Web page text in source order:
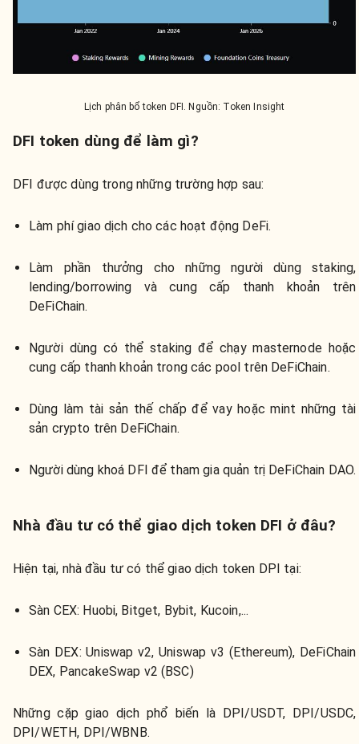
Lịch phân bổ token DFI. Nguồn: Token Insight
DFI token dùng để làm gì?
DFI được dùng trong những trường hợp sau:
Làm phí giao dịch cho các hoạt động DeFi.
Làm phần thưởng cho những người dùng staking,
lending/borrowing và cung cấp thanh khoản trên
DeFiChain.
Người dùng có thể staking để chạy masternode hoặc
cung cấp thanh khoản trong các pool trên DeFiChain.
Dùng làm tài sản thế chấp để vay hoặc mint những tài
sản crypto trên DeFiChain.
Người dùng khoá DFI để tham gia quản trị DeFiChain DAO.
Nhà đầu tư có thể giao dịch token DFI ở đâu?
Hiện tại, nhà đầu tư có thể giao dịch token DPI tại:
Sàn CEX: Huobi, Bitget, Bybit, Kucoin,...
Sàn DEX: Uniswap v2, Uniswap v3 (Ethereum), DeFiChain
DEX, PancakeSwap v2 (BSC)
Những cặp giao dịch phổ biến là DPI/USDT, DPI/USDC,
DPI/WETH, DPI/WBNB.